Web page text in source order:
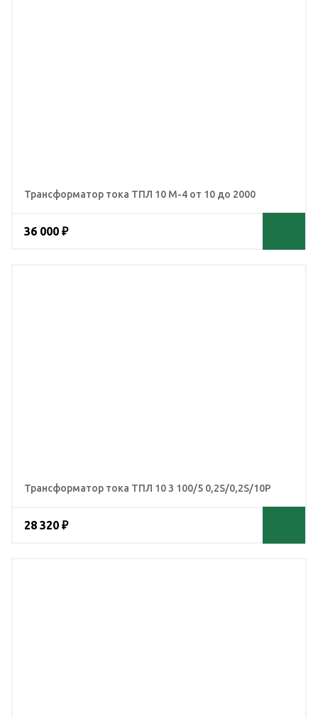
Трансформатор тока ТПЛ 10 М-4 от 10 до 2000
36 000 ₽
Трансформатор тока ТПЛ 10 3 100/5 0,2S/0,2S/10Р
28 320 ₽